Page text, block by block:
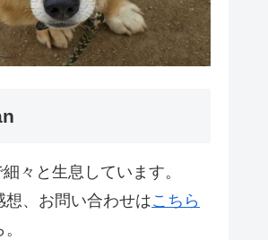
々と生息しています。
想、お問い合わせはこちら